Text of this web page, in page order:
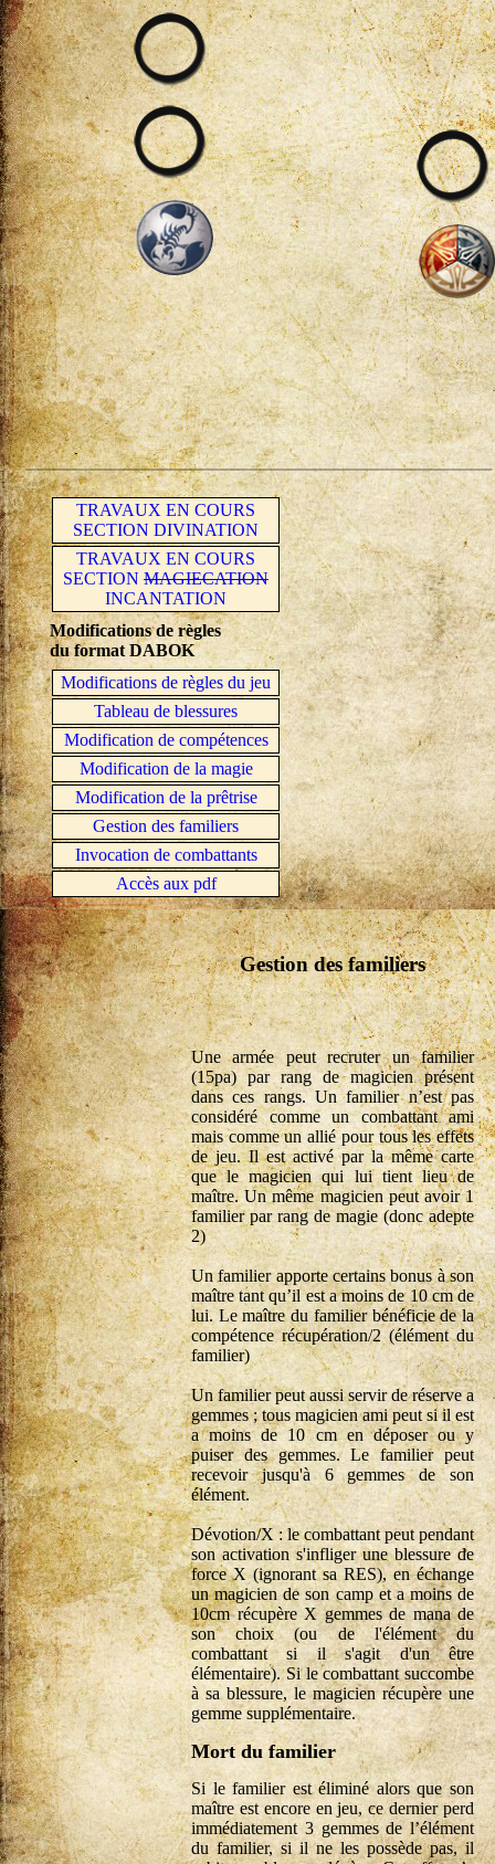
TRAVAUX EN COURS
SECTION DIVINATION
TRAVAUX EN COURS
SECTION MAGIECATION
INCANTATION
Modifications de règles
du format DABOK
Modifications de règles du jeu
Tableau de blessures
Modification de compétences
Modification de la magie
Modification de la prêtrise
Gestion des familiers
Invocation de combattants
Accès aux pdf
Gestion des familiers
Une armée peut recruter un familier
(15pa) par rang de magicien présent
dans ces rangs. Un familier n’est pas
considéré comme un combattant ami
mais comme un allié pour tous les effets
de jeu. Il est activé par la même carte
que le magicien qui lui tient lieu de
maître. Un même magicien peut avoir 1
familier par rang de magie (donc adepte
2)
Un familier apporte certains bonus à son
maître tant qu’il est a moins de 10 cm de
lui. Le maître du familier bénéficie de la
compétence récupération/2 (élément du
familier)
Un familier peut aussi servir de réserve a
gemmes ; tous magicien ami peut si il est
a moins de 10 cm en déposer ou y
puiser des gemmes. Le familier peut
recevoir jusqu'à 6 gemmes de son
élément.
Dévotion/X : le combattant peut pendant
son activation s'infliger une blessure de
force X (ignorant sa RES), en échange
un magicien de son camp et a moins de
10cm récupère X gemmes de mana de
son choix (ou de l'élément du
combattant si il s'agit d'un être
élémentaire). Si le combattant succombe
à sa blessure, le magicien récupère une
gemme supplémentaire.
Mort du familier
Si le familier est éliminé alors que son
maître est encore en jeu, ce dernier perd
immédiatement 3 gemmes de l’élément
du familier, si il ne les possède pas, il